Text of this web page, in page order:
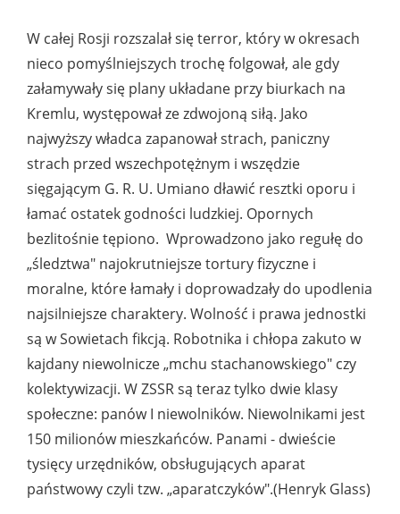
W całej Rosji rozszalał się terror, który w okresach
nieco pomyślniejszych trochę folgował, ale gdy
załamywały się plany układane przy biurkach na
Kremlu, występował ze zdwojoną siłą. Jako
najwyższy władca zapanował strach, paniczny
strach przed wszechpotężnym i wszędzie
sięgającym G. R. U. Umiano dławić resztki oporu i
łamać ostatek godności ludzkiej. Opornych
bezlitośnie tępiono. Wprowadzono jako regułę do
„śledztwa" najokrutniejsze tortury fizyczne i
moralne, które łamały i doprowadzały do upodlenia
najsilniejsze charaktery. Wolność i prawa jednostki
są w Sowietach fikcją. Robotnika i chłopa zakuto w
kajdany niewolnicze „mchu stachanowskiego" czy
kolektywizacji. W ZSSR są teraz tylko dwie klasy
społeczne: panów I niewolników. Niewolnikami jest
150 milionów mieszkańców. Panami - dwieście
tysięcy urzędników, obsługujących aparat
państwowy czyli tzw. „aparatczyków".(Henryk Glass)